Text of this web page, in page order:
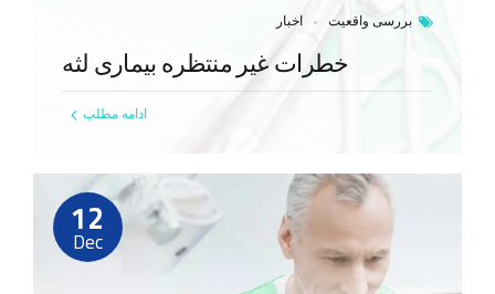
بررسی واقعیت اخبار
خطرات غیر منتظره بیماری لثه
ادامه مطلب
12
Dec